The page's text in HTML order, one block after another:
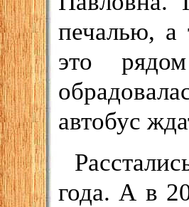
печалью, а
это
автобус
года. А в